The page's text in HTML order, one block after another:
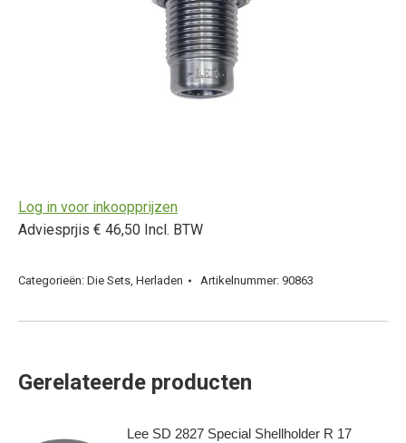
Log in voor inkoopprijzen
Adviesprjis € 46,50 Incl. BTW
Categorieën: Die Sets, Herladen Artikelnummer: 90863
Gerelateerde producten
Lee SD 2827 Special Shellholder R 17